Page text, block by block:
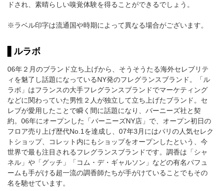
ドされ、素晴らしい嗅覚体験を得ることができるでしょう。
※ラベル印字は流通国や時期によって異なる場合がございます。
ルラボ
06年２月のブランド立ち上げから、そうそうたる海外セレブリテ
ィを魅了し話題になっているNY発のフレグランスブランド。「ル
ラボ」はフランスの大手フレグランスブランドでマーケティング
などに関わっていた男性２人が独立して立ち上げたブランド。セ
レブが愛用したことで瞬く間に話題になり、バーニーズ社と契
約。06年にオープンした「バーニーズNY店」で、オープン初日の
フロア売り上げ歴代No.1を達成し、07年3月にはパリの人気セレク
トショップ、コレット内にもショップをオープンしたという、今
世界で最も注目されるフレグランスブランドです。調香は「シャ
ネル」や「グッチ」「コム・デ・ギャルソン」などの有名パフュ
ームも手がける超一流の調香師たちが手がけていることでもその
名を馳せています。